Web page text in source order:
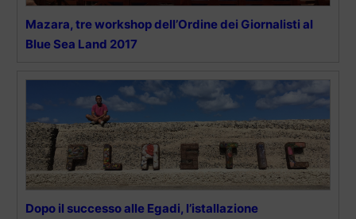
Mazara, tre workshop dell’Ordine dei Giornalisti al
Blue Sea Land 2017
Dopo il successo alle Egadi, l’istallazione